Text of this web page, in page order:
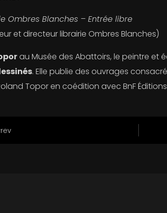
Ombres Blanches – Entrée libre
et directeur librairie Ombres Blanches)
au Musée des Abattoirs, le peintre et
. Elle publie des ouvrages
Topor en coédition avec BnF